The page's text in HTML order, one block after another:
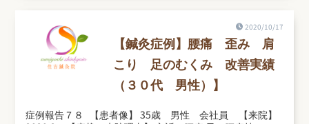
2020/10/17
【鍼灸症例】腰痛 歪み 肩
こり 足のむくみ 改善実績
（３０代 男性）】
症例報告７８ 【患者像】 35歳 男性 会社員 【来院】